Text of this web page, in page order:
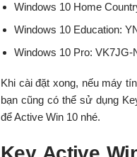
Windows 10 Home
Windows 10 Education:
Windows 10 Pro:
Khi cài đặt xong, nếu máy
bạn cũng có thể sử dụng
để Active Win 10 nhé.